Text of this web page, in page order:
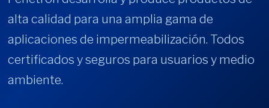
alta calidad para una amplia gama de
aplicaciones de impermeabilización. Todos
certificados y seguros para usuarios y medio
ambiente.